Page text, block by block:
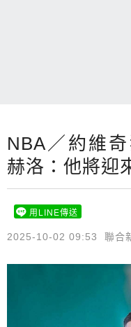
NBA／約維
赫洛：他將迎
2025-10-02 09:53 聯合
用LINE傳送